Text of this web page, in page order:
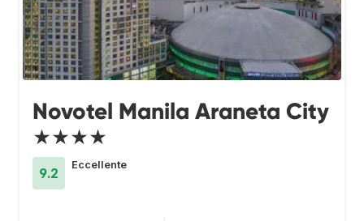
Novotel Manila Araneta City
★★★★
9.2
Eccellente